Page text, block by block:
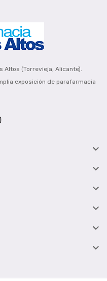
Altos (Torrevieja, Alicante).
exposición de parafarmacia





